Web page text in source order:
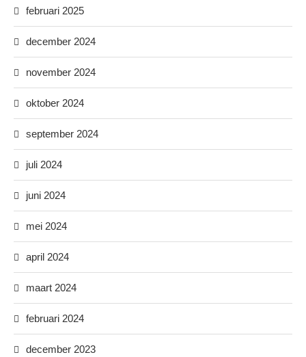
februari 2025
december 2024
november 2024
oktober 2024
september 2024
juli 2024
juni 2024
mei 2024
april 2024
maart 2024
februari 2024
december 2023